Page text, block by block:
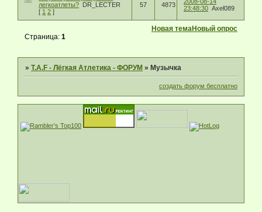
легкоатлеты? DR_LECTER
[ 1 2 ]
57 4873
23:48:30 Axel089
Новая темаНовый опрос
Страница:1
»T.A.F - Лёгкая Атлетика - ФОРУМ »Музычка
создать форум бесплатно